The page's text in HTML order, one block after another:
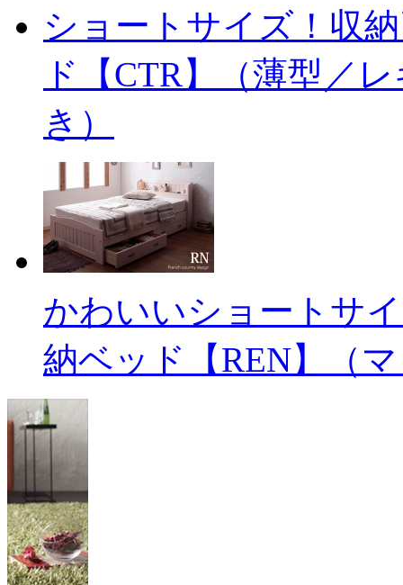
ショートサイズ！収
ド【CTR】（薄型／
き）
かわいいショートサ
納ベッド【REN】（